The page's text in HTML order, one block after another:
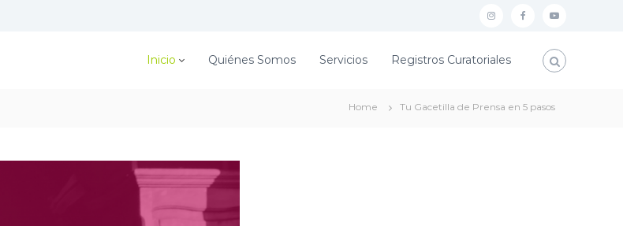
I
s
a
F
b
Y
Inicio Quiénes Somos Servicios Registros Curatoriales
Home Tu Gacetilla de Prensa en 5 pasos